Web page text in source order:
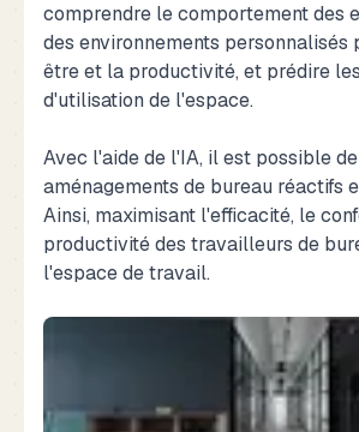
comprendre le comportement des
des environnements personnalisés
être et la productivité, et prédire
d'utilisation de l'espace.
Avec l'aide de l'IA, il est possible
aménagements de bureau réactifs
Ainsi, maximisant l'efficacité, le
productivité des travailleurs de
l'espace de travail.